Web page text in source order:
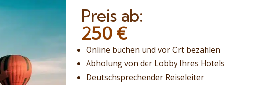
Preis ab:
250 €
Online buchen und vor Ort bezahlen
Abholung von der Lobby Ihres Hotels
Deutschsprechender Reiseleiter